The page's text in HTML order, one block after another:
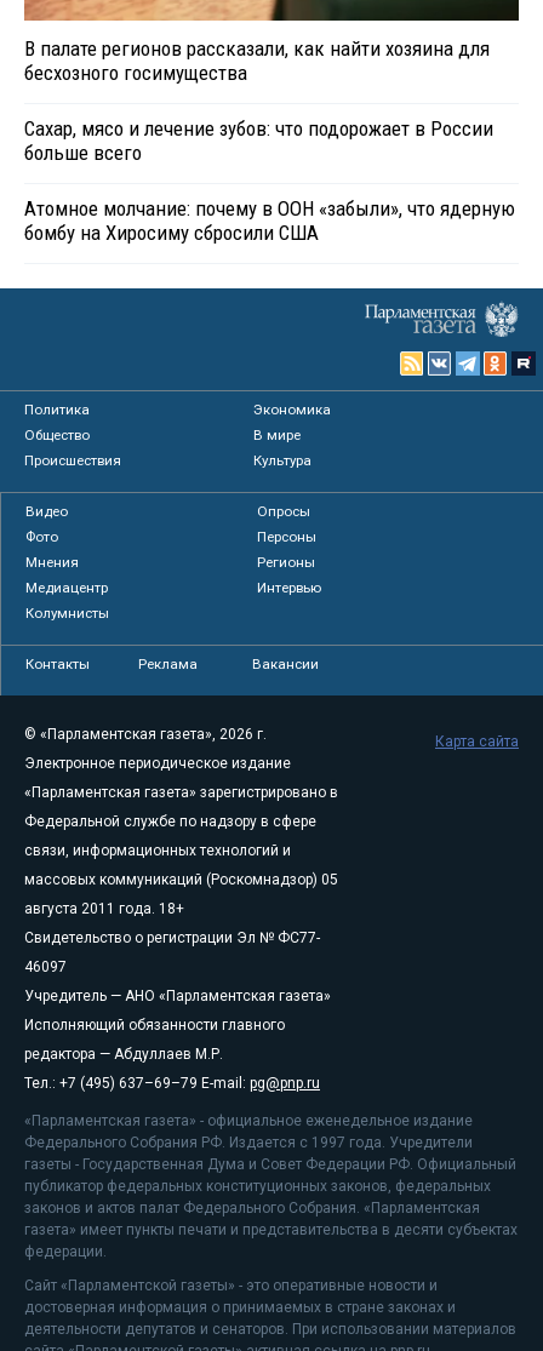
В палате регионов рассказали, как найти хозяина для
бесхозного госимущества
Сахар, мясо и лечение зубов: что подорожает в России
больше всего
Атомное молчание: почему в ООН «забыли», что ядерную
бомбу на Хиросиму сбросили США
Политика
Экономика
Общество
В мире
Происшествия
Культура
Видео
Опросы
Фото
Персоны
Мнения
Регионы
Медиацентр
Интервью
Колумнисты
Контакты Реклама Вакансии
© «Парламентская газета», 2026 г.
Электронное периодическое издание
«Парламентская газета» зарегистрировано в
Федеральной службе по надзору в сфере
связи, информационных технологий и
массовых коммуникаций (Роскомнадзор) 05
августа 2011 года. 18+
Свидетельство о регистрации Эл № ФС77-
46097
Учредитель — АНО «Парламентская газета»
Исполняющий обязанности главного
редактора — Абдуллаев М.Р.
Тел.: +7 (495) 637–69–79 E-mail: pg@pnp.ru
«Парламентская газета» - официальное еженедельное издание
Федерального Собрания РФ. Издается с 1997 года. Учредители
газеты - Государственная Дума и Совет Федерации РФ. Официальный
публикатор федеральных конституционных законов, федеральных
законов и актов палат Федерального Собрания. «Парламентская
газета» имеет пункты печати и представительства в десяти субъектах
федерации.
Сайт «Парламентской газеты» - это оперативные новости и
достоверная информация о принимаемых в стране законах и
деятельности депутатов и сенаторов. При использовании материалов
Карта сайта